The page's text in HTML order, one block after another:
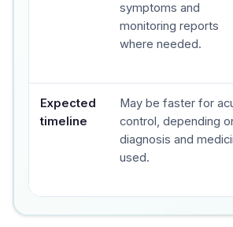
symptoms and
monitoring reports
where needed.
Expected
timeline
May be faster for
control, depending
diagnosis and
used.